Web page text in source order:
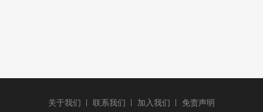
关于我们 联系我们 加入我们 免责声明